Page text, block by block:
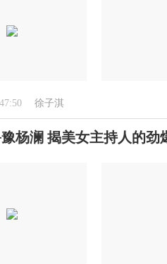
徐子淇
杨澜 揭美女主持人的劲